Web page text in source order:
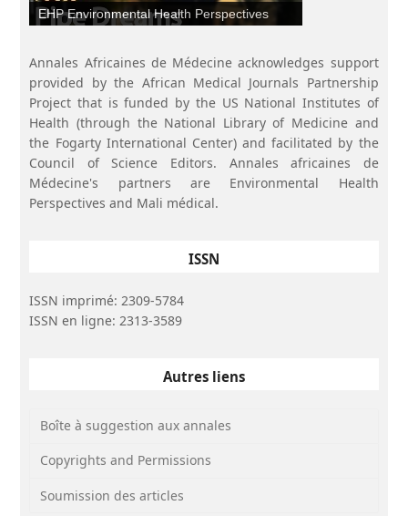
EHP Environmental Health Perspectives
Annales Africaines de Médecine acknowledges support
provided by the African Medical Journals Partnership
Project that is funded by the US National Institutes of
Health (through the National Library of Medicine and
the Fogarty International Center) and facilitated by the
Council of Science Editors. Annales africaines de
Médecine's partners are Environmental Health
Perspectives and Mali médical.
ISSN
ISSN imprimé: 2309-5784
ISSN en ligne: 2313-3589
Autres liens
Boîte à suggestion aux annales
Copyrights and Permissions
Soumission des articles